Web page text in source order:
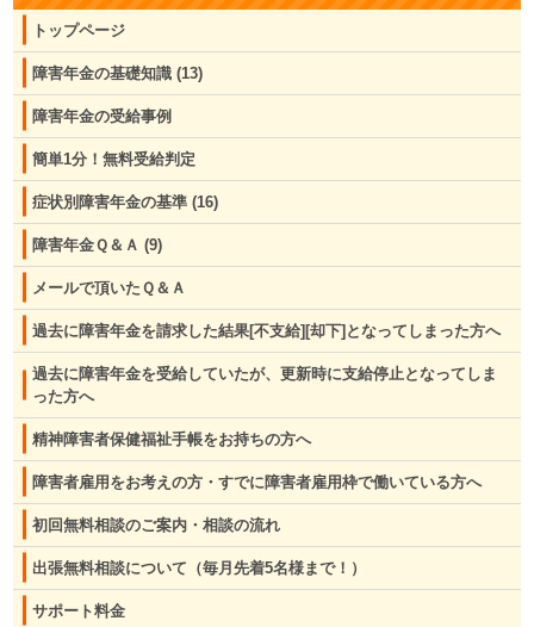
トップページ
障害年金の基礎知識 (13)
障害年金の受給事例
簡単1分！無料受給判定
症状別障害年金の基準 (16)
障害年金Ｑ＆Ａ (9)
メールで頂いたＱ＆Ａ
過去に障害年金を請求した結果[不支給][却下]となってしまった方へ
過去に障害年金を受給していたが、更新時に支給停止となってしま
った方へ
精神障害者保健福祉手帳をお持ちの方へ
障害者雇用をお考えの方・すでに障害者雇用枠で働いている方へ
初回無料相談のご案内・相談の流れ
出張無料相談について（毎月先着5名様まで！）
サポート料金